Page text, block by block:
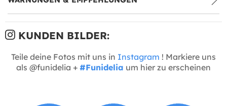
KUNDEN BILDER:
Teile deine Fotos mit uns in Instagram ! Markiere uns
als @funidelia + #Funidelia um hier zu erscheinen